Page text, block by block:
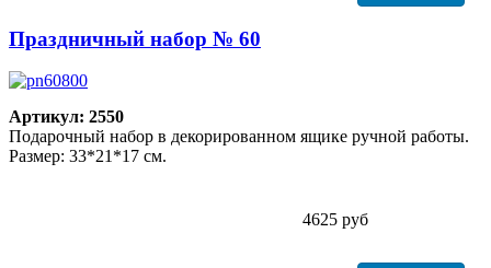
Праздничный набор № 60
Артикул: 2550
Подарочный набор в декорированном ящике ручной работы.
Размер: 33*21*17 см.
4625 руб